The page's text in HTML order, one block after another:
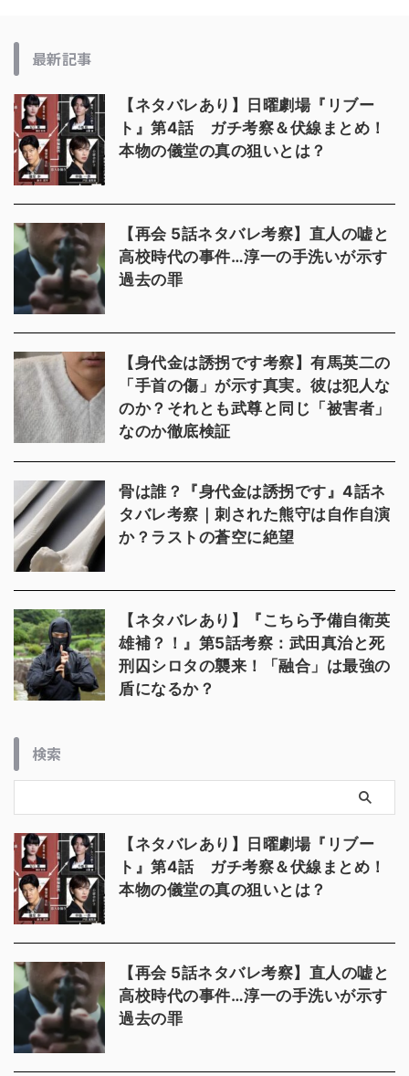
最新記事
【ネタバレあり】日曜劇場『リブー
ト』第4話 ガチ考察＆伏線まとめ！
本物の儀堂の真の狙いとは？
【再会 5話ネタバレ考察】直人の嘘と
高校時代の事件…淳一の手洗いが示す
過去の罪
【身代金は誘拐です考察】有馬英二の
「手首の傷」が示す真実。彼は犯人な
のか？それとも武尊と同じ「被害者」
なのか徹底検証
骨は誰？『身代金は誘拐です』4話ネ
タバレ考察｜刺された熊守は自作自演
か？ラストの蒼空に絶望
【ネタバレあり】『こちら予備自衛英
雄補？！』第5話考察：武田真治と死
刑囚シロタの襲来！「融合」は最強の
盾になるか？
検索
【ネタバレあり】日曜劇場『リブー
ト』第4話 ガチ考察＆伏線まとめ！
本物の儀堂の真の狙いとは？
【再会 5話ネタバレ考察】直人の嘘と
高校時代の事件…淳一の手洗いが示す
過去の罪